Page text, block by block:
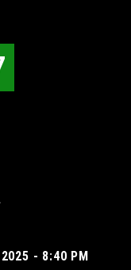
2025 - 8:40 PM